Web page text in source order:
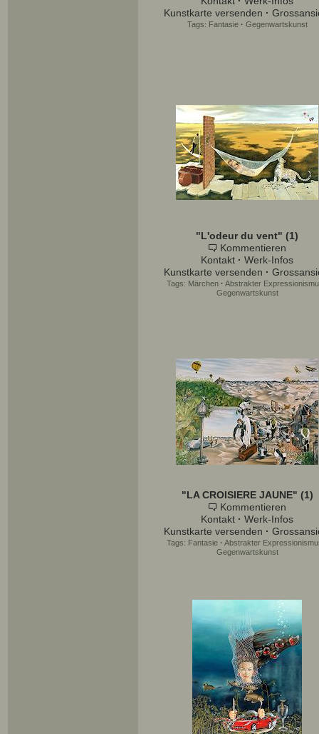
Kunstkarte versenden ·
Tags: Fantasie · Gegenwartskunst
"L'odeur du vent" (1)
Kommentieren
Kontakt · Werk-Infos
Kunstkarte versenden ·
Tags: Märchen · Abstrakter
Gegenwartskunst
"LA CROISIERE JAUNE" (1)
Kommentieren
Kontakt · Werk-Infos
Kunstkarte versenden ·
Tags: Fantasie · Abstrakter
Gegenwartskunst